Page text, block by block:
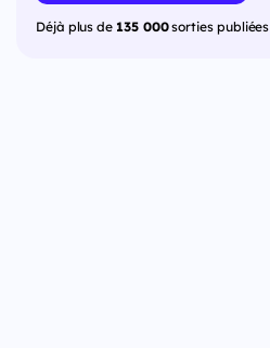
Déjà plus de 135 000sorties publiées